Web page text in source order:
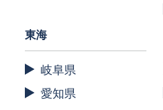
東海
岐阜県
愛知県